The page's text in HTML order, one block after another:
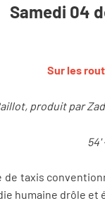
Samedi 04
Sur les
produit par
54'
taxis
humaine drôle et